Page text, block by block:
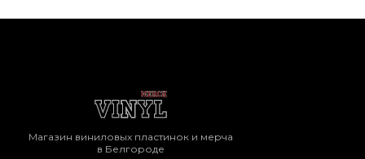
Магазин виниловых пластинок и мерча
в Белгороде